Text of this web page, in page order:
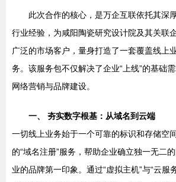
此次合作的核心，是万企互联依托其深
行业经验，为咸阳陶瓷研究设计院及其关联
广泛的市场客户，量身打造了一套覆盖线上
务。该服务包不仅解决了企业“上线”的基础
网络营销与品牌建设。
一、 夯实数字根基：从域名到云端
一切线上业务始于一个可靠的标识和存储空
的“域名注册”服务，帮助企业确立独一无二
业的品牌第一印象。通过“虚拟主机”与“云服